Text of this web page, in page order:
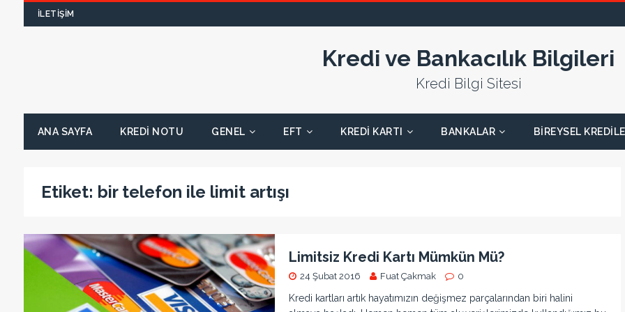
İLETIŞIM
Kredi ve Bankacılık Bilgileri
Kredi Bilgi Sitesi
ANA SAYFA KREDI NOTU GENEL EFT KREDI KARTI BANKALAR BIREYSEL
Etiket: bir telefon ile limit artışı
Limitsiz Kredi Kartı Mümkün Mü?
24 Şubat 2016 Fuat Çakmak 0
Kredi kartları artık hayatımızın değişmez parçalarından biri halini